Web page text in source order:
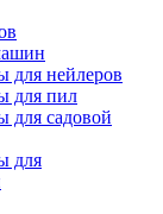
для нейлеров
для пил
для садовой
для